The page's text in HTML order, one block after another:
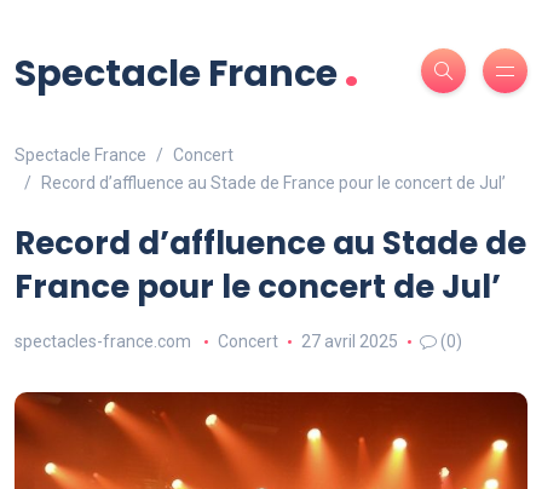
Spectacle France.
Spectacle France
Concert
Record d’affluence au Stade de France pour le concert de Jul’
Record d’affluence au Stade de
France pour le concert de Jul’
spectacles-france.com Concert 27 avril 2025 (0)